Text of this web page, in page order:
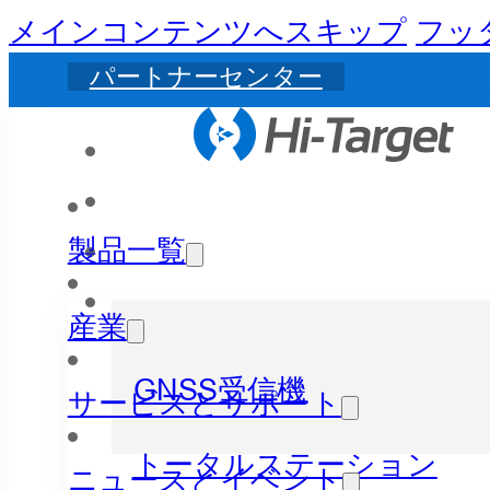
メインコンテンツへスキップ フッ
パートナーセンター
製品一覧
GNSS受信機
トータルステーション
産業
サービスとサポート
ニュースとイベント